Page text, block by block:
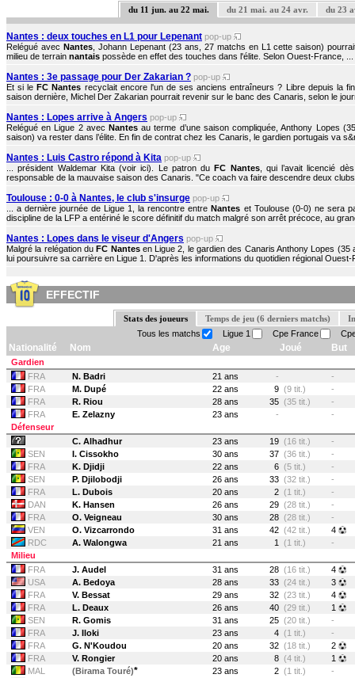
du 11 jun. au 22 mai. du 21 mai. au 24 avr. du 23
Nantes : deux touches en L1 pour Lepenant pop-up
Relégué avec Nantes, Johann Lepenant (23 ans, 27 matchs en L1 cette saison)
milieu de terrain nantais possède en effet des touches dans l'élite. Selon Ouest-France, ...
Nantes : 3e passage pour Der Zakarian ? pop-up
Et si leFC Nantes recyclait encore l'un de ses anciens entraîneurs ? Libre depuis la
saison dernière, Michel Der Zakarian pourrait revenir sur le banc des Canaris, selon le
Nantes : Lopes arrive à Angers pop-up
Relégué en Ligue 2 avecNantes au terme d’une saison compliquée, Anthony Lopes
saison) va rester dans l’élite. En fin de contrat chez les Canaris, le gardien portugais va
Nantes : Luis Castro répond à Kita pop-up
... président Waldemar Kita (voir ici). Le patron duFC Nantes, qui l’avait licencié
responsable de la mauvaise saison des Canaris. "Ce coach va faire descendre deux
Toulouse : 0-0 à Nantes, le club s'insurge pop-up
... a dernière journée de Ligue 1, la rencontre entreNantes et Toulouse (0-0) ne sera
discipline de la LFP a entériné le score définitif du match malgré son arrêt précoce, au
Nantes : Lopes dans le viseur d'Angers pop-up
Malgré la relégation duFC Nantesen Ligue 2, le gardien des Canaris Anthony Lopes
lui poursuivre sa carrière en Ligue 1. D'après les informations du quotidien régional
EFFECTIF
Stats des joueurs Temps de jeu (6 derniers matchs)
Tous les matchs
Ligue 1 Cpe France
Nationalité Nom Age Joué But
Gardien
FRA
N. Badri 21 ans -
-
FRA
M. Dupé 22 ans 9 (9 tit.)
-
FRA
R. Riou 28 ans 35 (35 tit.)
-
FRA
E. Zelazny 23 ans -
-
Défenseur
C. Alhadhur
23 ans 19 (16 tit.)
-
SEN
I. Cissokho 30 ans 37 (36 tit.)
-
FRA
K. Djidji 22 ans 6 (5 tit.)
-
SEN
P. Djilobodji 26 ans 33 (32 tit.)
-
FRA
L. Dubois 20 ans 2 (1 tit.)
-
DAN
K. Hansen 26 ans 29 (28 tit.)
-
FRA
O. Veigneau 30 ans 28 (28 tit.)
-
VEN
O. Vizcarrondo 31 ans 42 (42 tit.)
4
RDC
A. Walongwa 21 ans 1 (1 tit.)
-
Milieu
FRA
J. Audel 31 ans 28 (16 tit.)
4
USA
A. Bedoya 28 ans 33 (24 tit.)
3
FRA
V. Bessat 29 ans 32 (23 tit.)
4
FRA
L. Deaux 26 ans 40 (29 tit.)
1
SEN
R. Gomis 31 ans 25 (20 tit.)
-
FRA
J. Iloki 23 ans 4 (1 tit.)
-
FRA
G. N'Koudou 20 ans 32 (18 tit.)
2
FRA
V. Rongier 20 ans 8 (4 tit.)
1
MAL
(Birama Touré)* 23 ans 2 (1 tit.)
-